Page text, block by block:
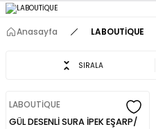
Anasayfa LABOUTİQUE
SIRALA
LABOUTİQUE
GÜL DESENLİ SURA İPEK EŞARP/